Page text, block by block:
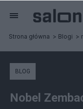
Strona główna Blogi
BLOG
Nobel